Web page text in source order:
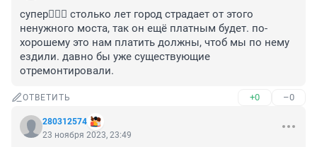
супер🤦🏼‍♀️ столько лет город страдает от этого
ненужного моста, так он ещё платным будет. по-
хорошему это нам платить должны, чтоб мы по нему
ездили. давно бы уже существующие
отремонтировали.
ОТВЕТИТЬ +0 –0
280312574
23 ноября 2023, 23:49